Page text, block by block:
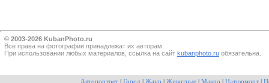
© 2003-2026 KubanPhoto.ru
Все прaва на фотографии принадлежат их авторам.
При использовании любых материалов, ссылка на сайт kubanphoto.ru обязательна.
Автопортрет Город Жанр Животные Макро Натюрморт